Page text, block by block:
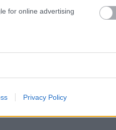
for online advertising
Privacy Policy
βιώσιμες